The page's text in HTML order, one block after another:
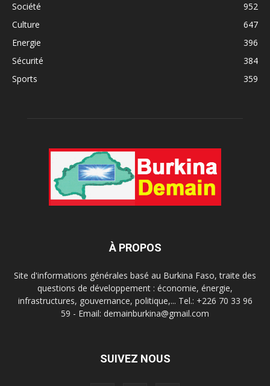
Société
952
Culture
647
Energie
396
Sécurité
384
Sports
359
À PROPOS
Site d'informations générales basé au Burkina Faso, traite des
questions de développement : économie, énergie,
infrastructures, gouvernance, politique,... Tel.: +226 70 33 96
59 - Email: demainburkina@gmail.com
SUIVEZ NOUS